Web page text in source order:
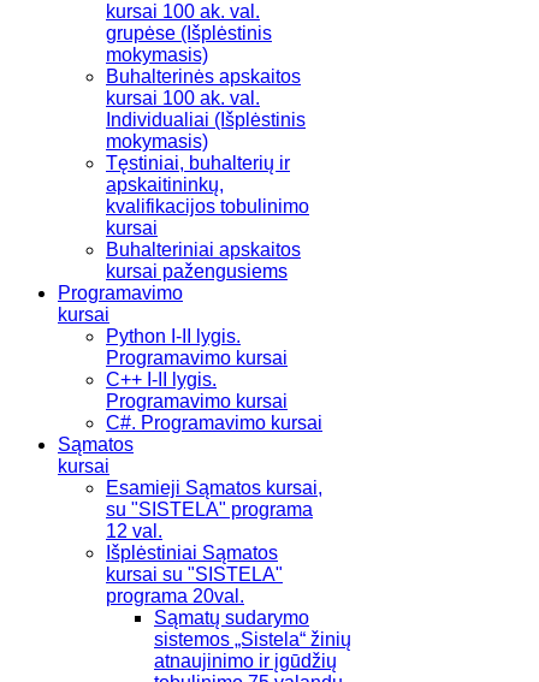
kursai 100 ak. val.
grupėse (Išplėstinis
mokymasis)
Buhalterinės apskaitos
kursai 100 ak. val.
Individualiai (Išplėstinis
mokymasis)
Tęstiniai, buhalterių ir
apskaitininkų,
kvalifikacijos tobulinimo
kursai
Buhalteriniai apskaitos
kursai pažengusiems
Programavimo
kursai
Python I-II lygis.
Programavimo kursai
C++ I-II lygis.
Programavimo kursai
C#. Programavimo kursai
Sąmatos
kursai
Esamieji Sąmatos kursai,
su "SISTELA" programa
12 val.
Išplėstiniai Sąmatos
kursai su "SISTELA"
programa 20val.
Sąmatų sudarymo
sistemos „Sistela“ žinių
atnaujinimo ir įgūdžių